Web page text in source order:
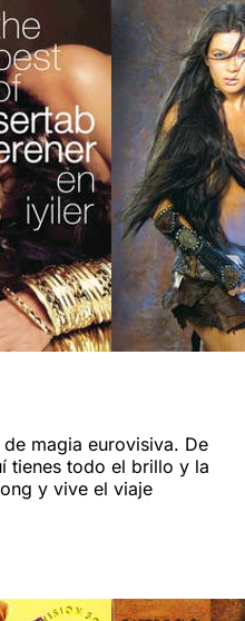
magia eurovisiva. De
tienes todo el brillo y la
y vive el viaje